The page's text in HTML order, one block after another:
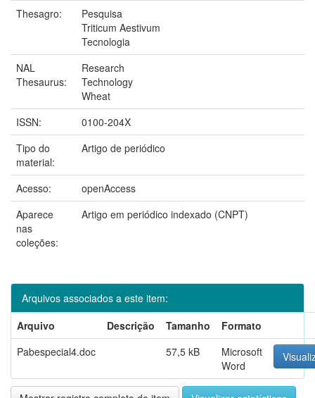
Thesagro:
Pesquisa
Triticum Aestivum
Tecnologia
NAL
Thesaurus:
Research
Technology
Wheat
ISSN:
0100-204X
Tipo do
material:
Artigo de periódico
Acesso:
openAccess
Aparece
nas
coleções:
Artigo em periódico indexado (CNPT)
Arquivos associados a este item:
Arquivo
Descrição Tamanho
Formato
Pabespecial4.doc
57,5 kB
Microsoft
Word